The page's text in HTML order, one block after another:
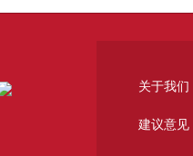
关于我们
建议意见